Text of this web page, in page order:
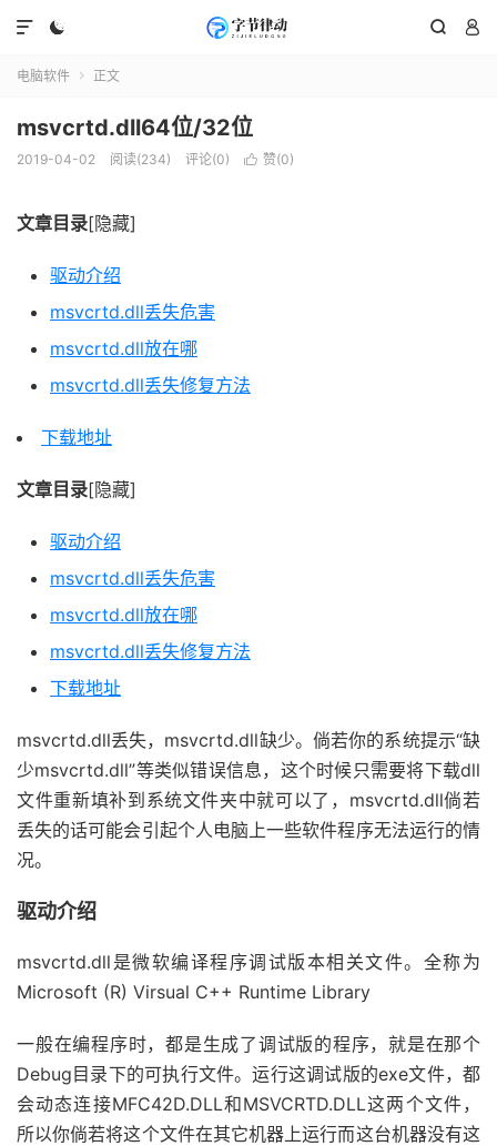
  

电脑软件  正文
msvcrtd.dll64位/32位
2019-04-02 阅读(234) 评论(0)  赞(0)
文章目录[隐藏]
驱动介绍
msvcrtd.dll丢失危害
msvcrtd.dll放在哪
msvcrtd.dll丢失修复方法
下载地址
文章目录[隐藏]
驱动介绍
msvcrtd.dll丢失危害
msvcrtd.dll放在哪
msvcrtd.dll丢失修复方法
下载地址
msvcrtd.dll丢失，msvcrtd.dll缺少。倘若你的系统提示“缺
少msvcrtd.dll”等类似错误信息，这个时候只需要将下载dll
文件重新填补到系统文件夹中就可以了，msvcrtd.dll倘若
丢失的话可能会引起个人电脑上一些软件程序无法运行的情
况。
驱动介绍
msvcrtd.dll是微软编译程序调试版本相关文件。全称为
Microsoft (R) Virsual C++ Runtime Library
一般在编程序时，都是生成了调试版的程序，就是在那个
Debug目录下的可执行文件。运行这调试版的exe文件，都
会动态连接MFC42D.DLL和MSVCRTD.DLL这两个文件，
所以你倘若将这个文件在其它机器上运行而这台机器没有这